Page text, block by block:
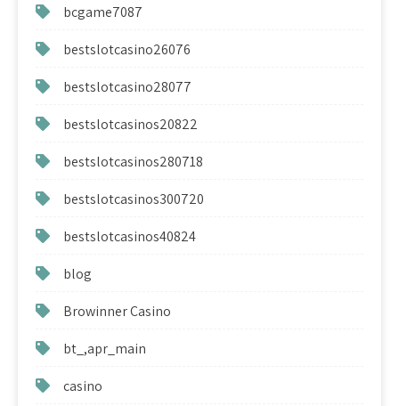
bcgame7087
bestslotcasino26076
bestslotcasino28077
bestslotcasinos20822
bestslotcasinos280718
bestslotcasinos300720
bestslotcasinos40824
blog
Browinner Casino
bt_,apr_main
casino